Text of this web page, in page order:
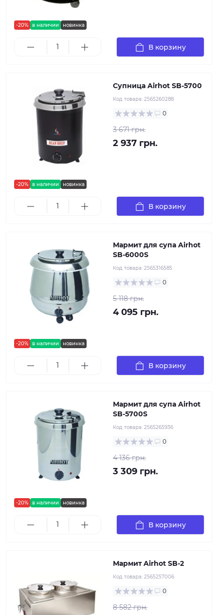
-20% в наличии новинка
В корзину
-20% в наличии новинка
Супница Airhot SB-5700
Код товара: 2565260288
0
3 671 грн.
2 937 грн.
В корзину
-20% в наличии новинка
Мармит для супа Airhot
SB-6000S
Код товара: 2565316585
0
5 118 грн.
4 095 грн.
В корзину
-20% в наличии новинка
Мармит для супа Airhot
SB-5700S
Код товара: 2565265936
0
4 136 грн.
3 309 грн.
В корзину
Мармит Airhot SB-2
Код товара: 2565257006
0
8 582 грн.